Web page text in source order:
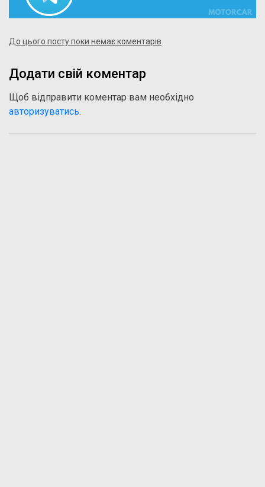
До цього посту поки немає коментарів
Додати свій коментар
Щоб відправити коментар вам необхідно
авторизуватись.